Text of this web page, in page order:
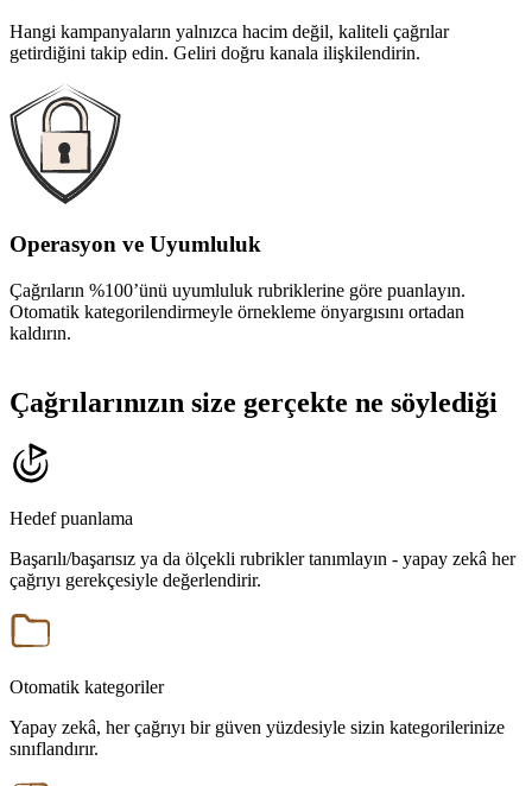
Hangi kampanyaların yalnızca hacim değil, kaliteli çağrılar
getirdiğini takip edin. Geliri doğru kanala ilişkilendirin.
Operasyon ve Uyumluluk
Çağrıların %100’ünü uyumluluk rubriklerine göre puanlayın.
Otomatik kategorilendirmeyle örnekleme önyargısını ortadan
kaldırın.
Çağrılarınızın size gerçekte ne söylediği
Hedef puanlama
Başarılı/başarısız ya da ölçekli rubrikler tanımlayın - yapay zekâ her
çağrıyı gerekçesiyle değerlendirir.
Otomatik kategoriler
Yapay zekâ, her çağrıyı bir güven yüzdesiyle sizin kategorilerinize
sınıflandırır.